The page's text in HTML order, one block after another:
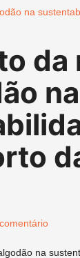
na
da
na